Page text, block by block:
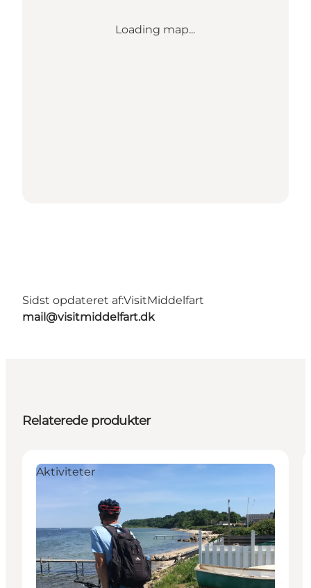
Loading map...
Sidst opdateret af:VisitMiddelfart
mail@visitmiddelfart.dk
Relaterede produkter
Aktiviteter